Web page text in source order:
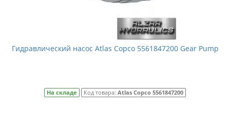
Гидравлический насос Atlas Copco 5561847200 Gear Pump
На складе Код товара: Atlas Copco 5561847200